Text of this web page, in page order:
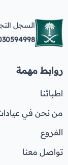
السجل
روابط مهمة
اطبائنا
من نحن في
الفروع
تواصل معنا